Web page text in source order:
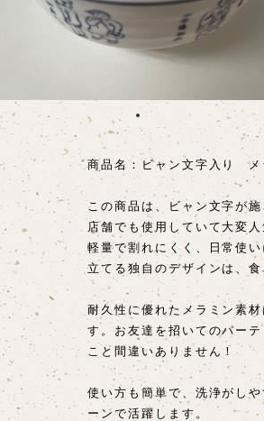
商品名：ビャン文字入り
この商品は、ビャン文字が
店舗でも使用していて大変
軽量で割れにくく、日常使
立てる独自のデザインは、
耐久性に優れたメラミン素
す。お友達を招いてのパー
こと間違いありません！
使い方も簡単で、洗浄がし
ーンで活躍します。